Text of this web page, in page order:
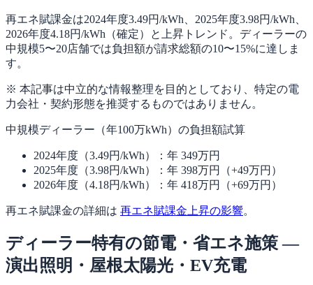
再エネ賦課金は2024年度3.49円/kWh、2025年度3.98円/kWh、
2026年度4.18円/kWh（確定）と上昇トレンド。ディーラーの
中規模5〜20店舗では負担額が請求総額の10〜15%に達しま
す。
※ 本記事は中立的な情報整理を目的としており、特定の電
力会社・契約形態を推奨するものではありません。
中規模ディーラー（年100万kWh）の負担額試算
2024年度（3.49円/kWh）：年 349万円
2025年度（3.98円/kWh）：年 398万円（+49万円）
2026年度（4.18円/kWh）：年 418万円（+69万円）
再エネ賦課金の詳細は 再エネ賦課金上昇の影響。
ディーラー特有の節電・省エネ施策 —
演出照明・屋根太陽光・EV充電